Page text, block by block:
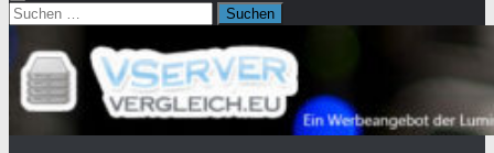
Suchen
nach: